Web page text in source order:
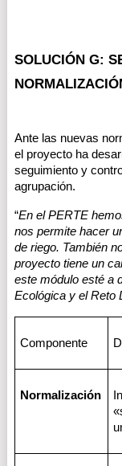
SOLUCIÓN G:
Ante las nuevas
el proyecto ha
seguimiento y
agrupación.
“En el PERTE
nos permite hacer
de riego. También
proyecto tiene un
este módulo esté a
Ecológica y el Reto
Componente
Normalización